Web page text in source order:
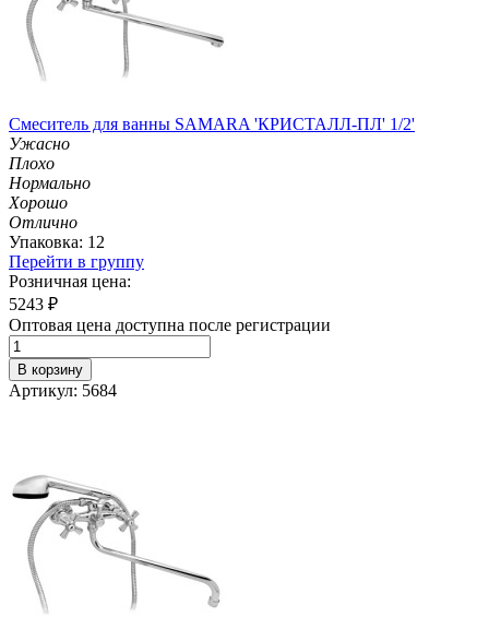
Смеситель для ванны SAMARA 'КРИСТАЛЛ-ПЛ' 1/2'
Ужасно
Плохо
Нормально
Хорошо
Отлично
Упаковка: 12
Перейти в группу
Розничная цена:
5243 ₽
Оптовая цена доступна после регистрации
В корзину
Артикул: 5684